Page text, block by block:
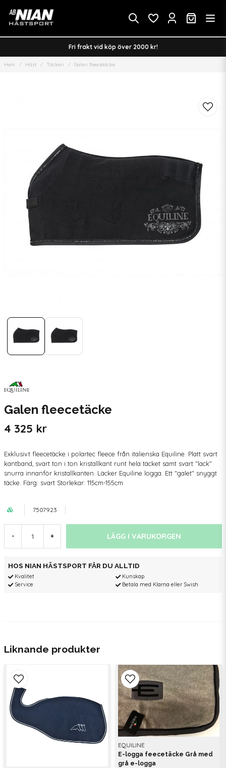
Fri frakt vid köp över 2000 kr!
Hem Häst Täcken Galen fleecetäcke
Galen fleecetäcke
4 325 kr
Exklusivt fleecetäcke i polartec fleece från italienska Equiline. Platt svart
kantband, svart ton i ton kristallkant runt hela täcket samt svart "lack"
snurra innanför kristallkanten. Läcker Equiline logga. Ett "galet" snyggt
täcke. Färg: svart Storlekar: 115cm-155cm
7507923
- + LÄGG I VARUKORGEN
HOS NIAN HÄSTSPORT FÅR DU ALLTID
Kvalitet
Service
Kunskap
Betala med Klarna eller Swish
Liknande produkter
EQUILINE
E-logga feecetäcke Grå med
grå e-logga